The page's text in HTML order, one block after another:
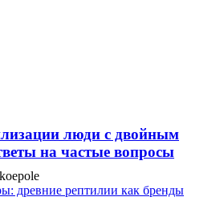
люди с двойным
на частые вопросы